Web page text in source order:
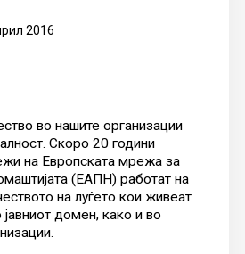
2016
во нашите организации
Скоро 20 години
на Европската мрежа за
(ЕАПН) работат на
на луѓето кои живеат
домен, како и во